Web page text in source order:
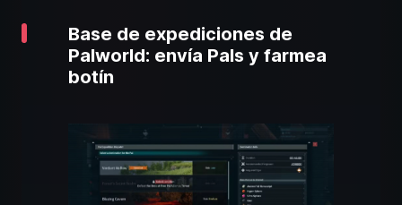
Base de expediciones de
Palworld: envía Pals y farmea
botín